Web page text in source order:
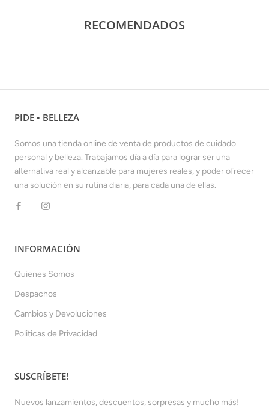
RECOMENDADOS
PIDE • BELLEZA
Somos una tienda online de venta de productos de cuidado
personal y belleza. Trabajamos día a día para lograr ser una
alternativa real y alcanzable para mujeres reales, y poder ofrecer
una solución en su rutina diaria, para cada una de ellas.
INFORMACIÓN
Quienes Somos
Despachos
Cambios y Devoluciones
Politicas de Privacidad
SUSCRÍBETE!
Nuevos lanzamientos, descuentos, sorpresas y mucho más!